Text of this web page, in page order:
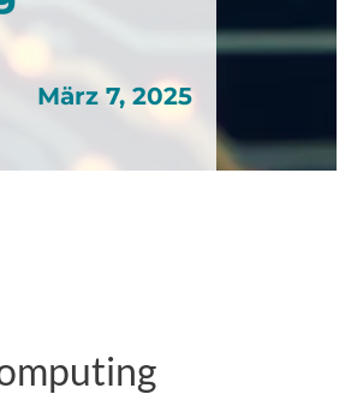
März 7, 2025